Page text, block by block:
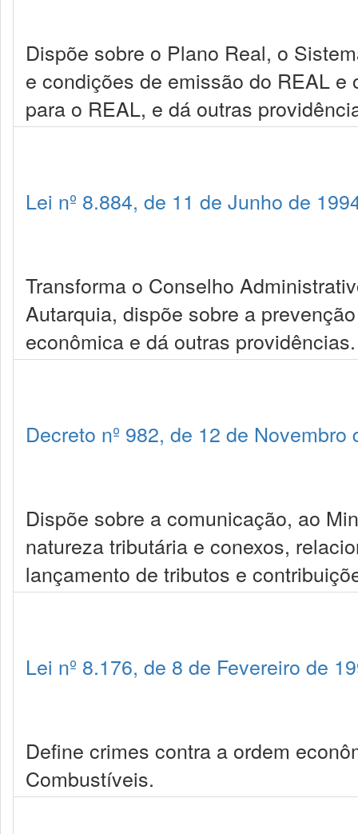
Dispõe sobre o Plano Real, o
e condições de emissão do REAL
para o REAL, e dá outras
Lei nº 8.884, de 11 de Junho de
Transforma o Conselho
Autarquia, dispõe sobre a
econômica e dá outras providências.
Decreto nº 982, de 12 de Novembro
Dispõe sobre a comunicação, ao
natureza tributária e conexos,
lançamento de tributos e
Lei nº 8.176, de 8 de Fevereiro de
Define crimes contra a ordem
Combustíveis.